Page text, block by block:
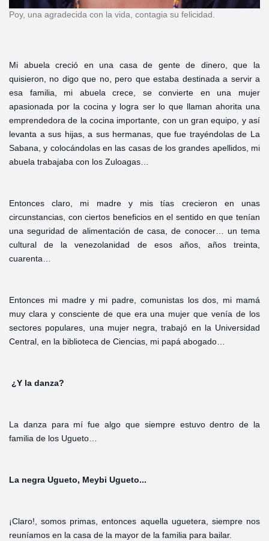
Poy, una agradecida con la vida, contagia su felicidad.
Mi abuela creció en una casa de gente de dinero, que la
quisieron, no digo que no, pero que estaba destinada a servir a
esa familia, mi abuela crece, se convierte en una mujer
apasionada por la cocina y logra ser lo que llaman ahorita una
emprendedora de la cocina importante, con un gran equipo, y así
levanta a sus hijas, a sus hermanas, que fue trayéndolas de La
Sabana, y colocándolas en las casas de los grandes apellidos, mi
abuela trabajaba con los Zuloagas…
Entonces claro, mi madre y mis tías crecieron en unas
circunstancias, con ciertos beneficios en el sentido en que tenían
una seguridad de alimentación de casa, de conocer… un tema
cultural de la venezolanidad de esos años, años treinta,
cuarenta…
Entonces mi madre y mi padre, comunistas los dos, mi mamá
muy clara y consciente de que era una mujer que venía de los
sectores populares, una mujer negra, trabajó en la Universidad
Central, en la biblioteca de Ciencias, mi papá abogado…
¿Y la danza?
La danza para mí fue algo que siempre estuvo dentro de la
familia de los Ugueto…
La negra Ugueto, Meybi Ugueto...
¡Claro!, somos primas, entonces aquella uguetera, siempre nos
reuníamos en la casa de la mayor de la familia para bailar.